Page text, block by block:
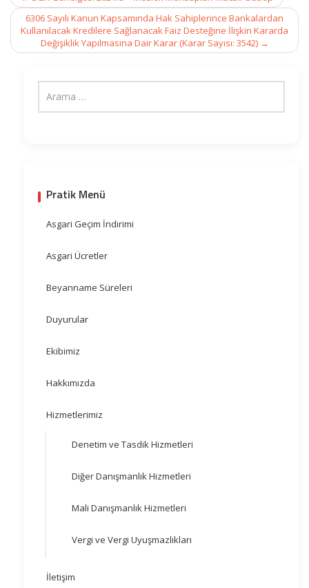
navigation
6306 Sayılı Kanun Kapsamında Hak Sahiplerince Bankalardan
Kullanılacak Kredilere Sağlanacak Faiz Desteğine İlişkin Kararda
Değişiklik Yapılmasına Dair Karar (Karar Sayısı: 3542) →
Pratik Menü
Asgari Geçim İndirimi
Asgari Ücretler
Beyanname Süreleri
Duyurular
Ekibimiz
Hakkımızda
Hizmetlerimiz
Denetim ve Tasdik Hizmetleri
Diğer Danışmanlık Hizmetleri
Mali Danışmanlık Hizmetleri
Vergi ve Vergi Uyuşmazlıkları
İletişim